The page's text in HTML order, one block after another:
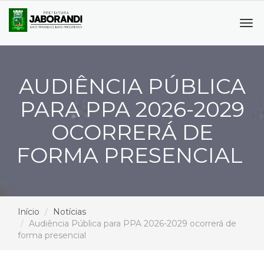
AUDIÊNCIA PÚBLICA
PARA PPA 2026-2029
OCORRERÁ DE
FORMA PRESENCIAL
Início
Notícias
Audiência Pública para PPA 2026-2029 ocorrerá de
forma presencial